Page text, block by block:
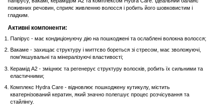
поживних речовин, сприяє живленню волосся і робить його шовковистим і
гладким.
Активні компоненти:
Папірус - має кондиціонуючу дію на пошкоджені та ослаблені волокна волосся;
Вакаме - захищає структуру і миттєво бореться зі стресом, має зволожуючі,
пом'якшувальні та мінералізуючі властивості;
Керамід A2 - зміцнює та регенерує структуру волосків, робить їх сильними та
еластичними;
Комплекс Hydra Care - відновлює пошкоджену кутикулу, містить
кватернізований кератин, який значно полегшує процес розчісування та
стайлінгу.